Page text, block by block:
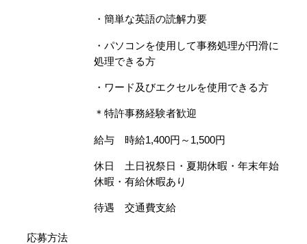
・簡単な英語の読解力要
・パソコンを使用して事務処理が円滑に
処理できる方
・ワード及びエクセルを使用できる方
＊特許事務経験者歓迎
給与 時給1,400円～1,500円
休日 土日祝祭日・夏期休暇・年末年始
休暇・有給休暇あり
待遇 交通費支給
応募方法